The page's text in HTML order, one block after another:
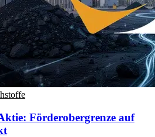
Förderobergrenze auf